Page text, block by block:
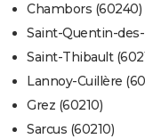
Chambors (60240)
Saint-Quentin-
Saint-Thibault
Lannoy-Cuillère
Grez (60210)
Sarcus (60210)